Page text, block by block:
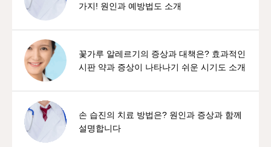
가지! 원인과 예방법도 소개
꽃가루 알레르기의 증상과 대책은? 효과적인
시판 약과 증상이 나타나기 쉬운 시기도 소개
손 습진의 치료 방법은? 원인과 증상과 함께
설명합니다